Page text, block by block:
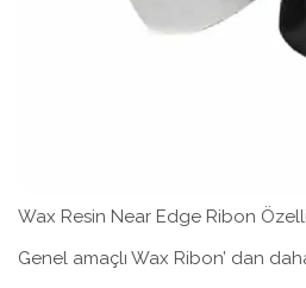
Wax Resin Near Edge Ribon
Genel amaçlı Wax Ribon’ dan